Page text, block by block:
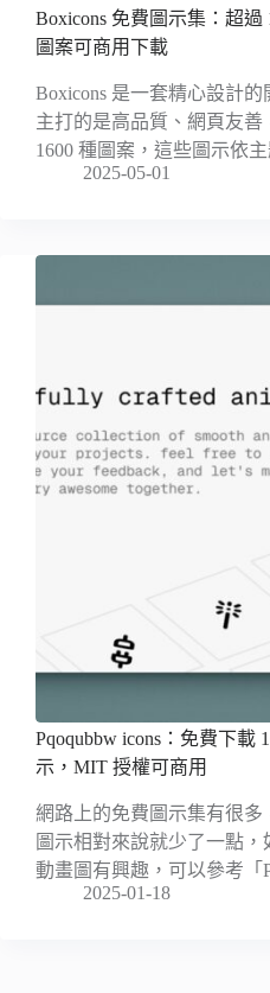
Boxicons 免費圖示集：超過
圖案可商用下載
Boxicons 是一套精心設計的
主打的是高品質、網頁友善
1600 種圖案，這些圖示依
2025-05-01
Pqoqubbw icons：免費下載
示，MIT 授權可商用
網路上的免費圖示集有很多
圖示相對來說就少了一點
動畫圖有興趣，可以參考「
2025-01-18